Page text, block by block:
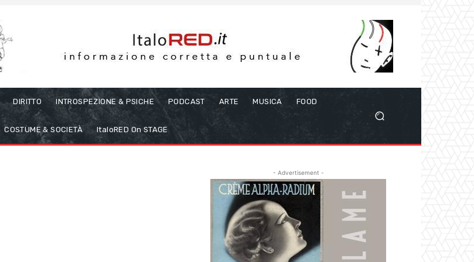
DIRITTO INTROSPEZIONE & PSICHE PODCAST ARTE MUSICA FOOD
COSTUME & SOCIETÀ ItaloRED On STAGE
- Advertisement -